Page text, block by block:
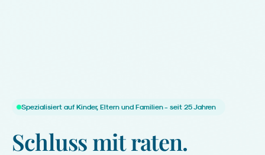
Spezialisiert auf Kinder, Eltern und Familien - seit 25 Jahren
Schlussmitraten.